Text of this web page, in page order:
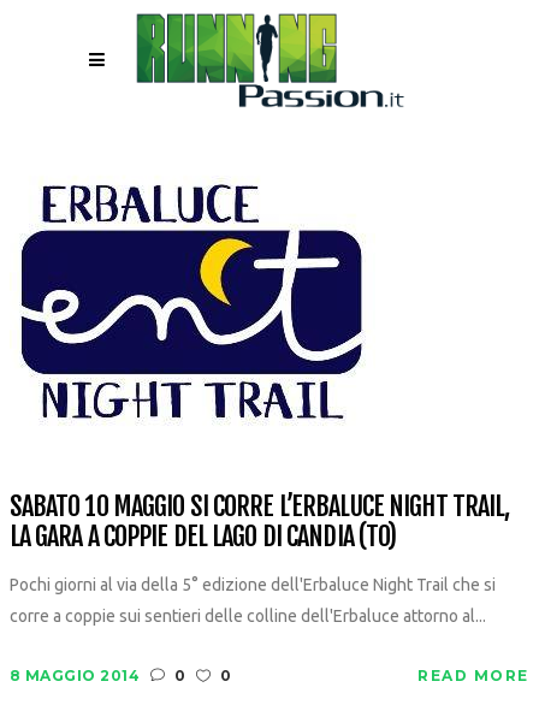
SABATO 10 MAGGIO SI CORRE L’ERBALUCE NIGHT TRAIL,
LA GARA A COPPIE DEL LAGO DI CANDIA (TO)
Pochi giorni al via della 5° edizione dell'Erbaluce Night Trail che si
corre a coppie sui sentieri delle colline dell'Erbaluce attorno al...
8 MAGGIO 2014 0 0 READ MORE